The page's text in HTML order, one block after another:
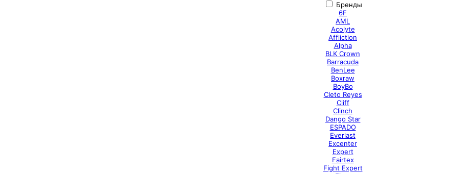
Бренды
6F
AML
Acolyte
Affliction
Alpha
BLK Crown
Barracuda
BenLee
Boxraw
BoyBo
Cleto Reyes
Cliff
Clinch
Dango Star
ESPADO
Everlast
Excenter
Expert
Fairtex
Fight Expert